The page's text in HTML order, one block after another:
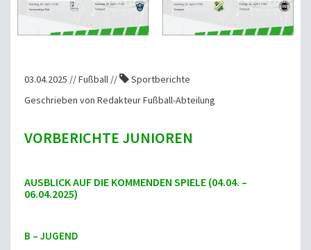
03.04.2025 // Fußball //
Sportberichte
Geschrieben von Redakteur Fußball-Abteilung
VORBERICHTE JUNIOREN
AUSBLICK AUF DIE KOMMENDEN SPIELE (04.04. –
06.04.2025)
B – JUGEND